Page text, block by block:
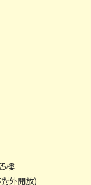
樓
外開放)